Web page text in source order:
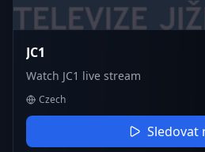
JC1
Watch JC1 live stream
Czech
Sledovat